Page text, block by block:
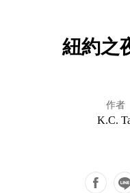
紐約之
作者
K.C.